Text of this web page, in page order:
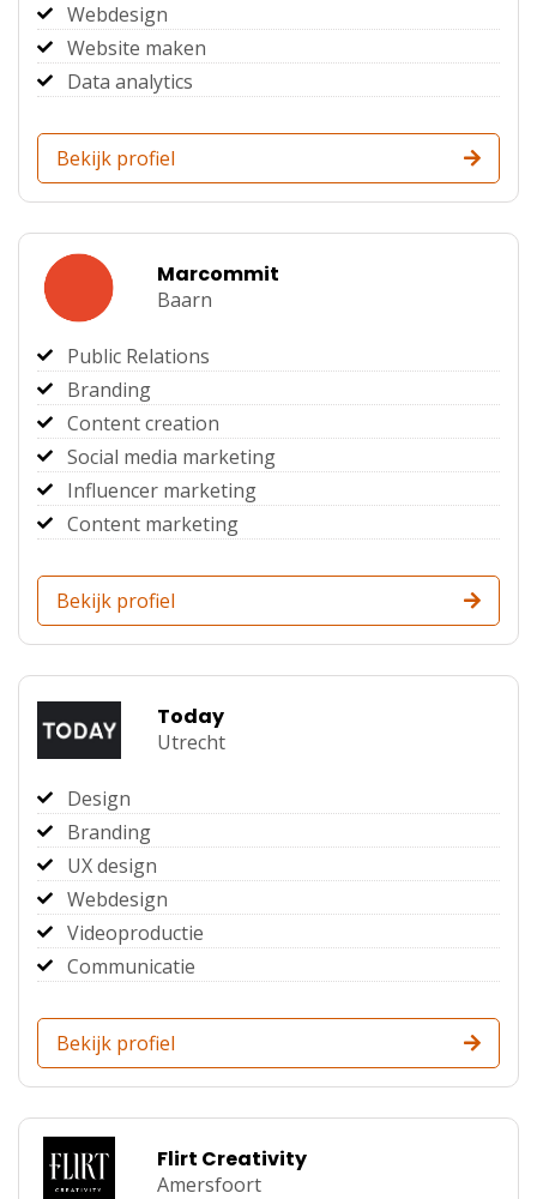
Webdesign
Website maken
Data analytics
Bekijk profiel
Marcommit
Baarn
Public Relations
Branding
Content creation
Social media marketing
Influencer marketing
Content marketing
Bekijk profiel
Today
Utrecht
Design
Branding
UX design
Webdesign
Videoproductie
Communicatie
Bekijk profiel
Flirt Creativity
Amersfoort